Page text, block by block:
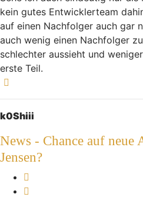
kein gutes Entwicklerteam
auf einen Nachfolger auch gar
auch wenig einen Nachfolger
schlechter aussieht und
erste Teil.
k0Shiii
News - Chance auf neue
Jensen?